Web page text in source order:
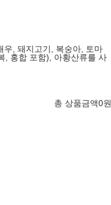
우, 돼지고기, 복숭아, 토마
, 홍합 포함), 아황산류를 사
총 상품금액0원